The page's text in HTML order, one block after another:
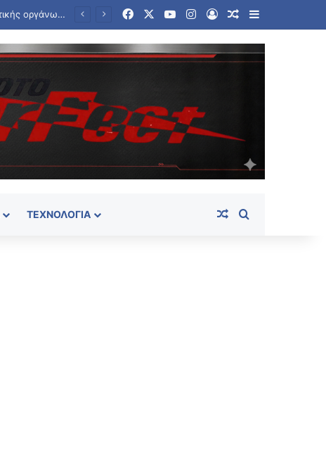
BBC: Ο τηλεφωνικός κατάλογος που οδήγησε στην «Αράχνη», τον αρχηγό των μυστικών υπηρεσιών του Άσαντ FacebookYouTubeInstagram
Log InRandom Article
Sidebar
ΤΕΧΝΟΛΟΓΊΑ Random Article